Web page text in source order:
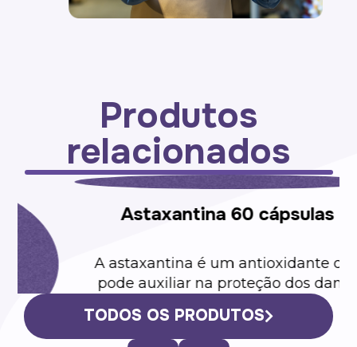
Produtos
relacionados
TODOS OS PRODUTOS